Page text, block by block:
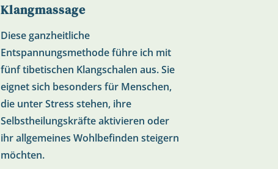
Klangmassage
Diese ganzheitliche
Entspannungsmethode führe ich mit
fünf tibetischen Klangschalen aus. Sie
eignet sich besonders für Menschen,
die unter Stress stehen, ihre
Selbstheilungskräfte aktivieren oder
ihr allgemeines Wohlbefinden steigern
möchten.